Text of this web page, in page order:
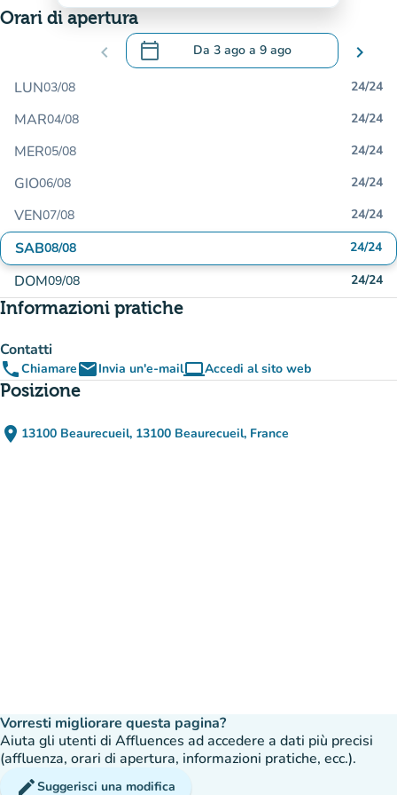
Orari di apertura
chevron_left calendar_today Da 3 ago a 9 ago
.Aprire il calendario per modificare le
chevron_right
LUN03/08 24/24
MAR04/08 24/24
MER05/08 24/24
GIO06/08 24/24
VEN07/08 24/24
SAB08/08 24/24
DOM09/08 24/24
Informazioni pratiche
Contatti
phoneChiamareemailInvia un'e-mailcomputerAccedi al sito web
(nuova scheda)
Posizione
place 13100 Beaurecueil, 13100 Beaurecueil, France
(apri in Google Maps)
(nuova scheda)
Vorresti migliorare questa pagina?
Aiuta gli utenti di Affluences ad accedere a dati più precisi
(affluenza, orari di apertura, informazioni pratiche, ecc.).
editSuggerisci una modifica